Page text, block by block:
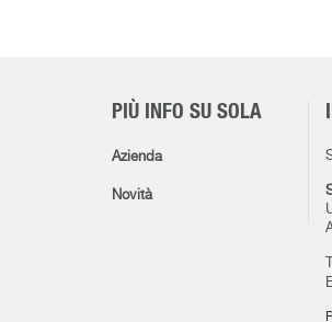
PIÙ INFO SU SOLA
Azienda
Novità